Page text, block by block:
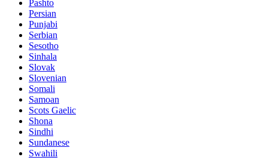
Pashto
Persian
Punjabi
Serbian
Sesotho
Sinhala
Slovak
Slovenian
Somali
Samoan
Scots Gaelic
Shona
Sindhi
Sundanese
Swahili